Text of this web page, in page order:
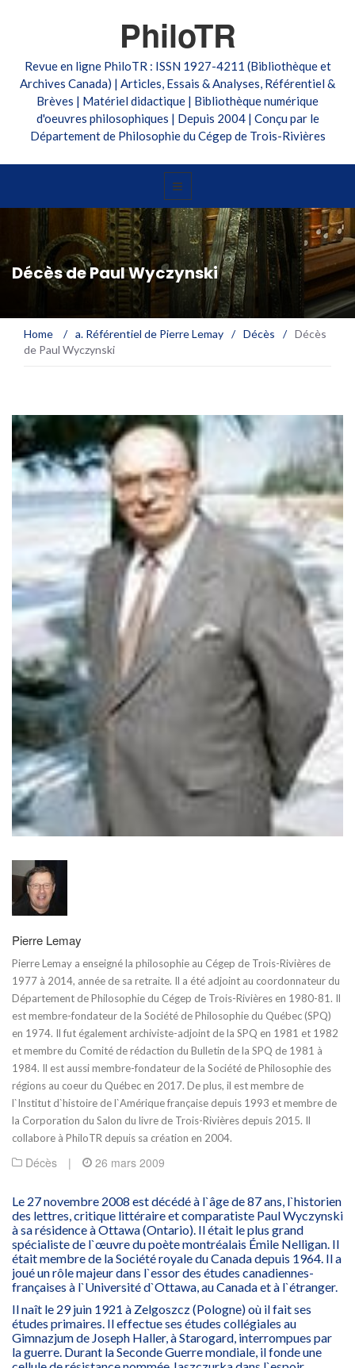
PhiloTR
Revue en ligne PhiloTR : ISSN 1927-4211 (Bibliothèque et
Archives Canada) | Articles, Essais & Analyses, Référentiel &
Brèves | Matériel didactique | Bibliothèque numérique
d'oeuvres philosophiques | Depuis 2004 | Conçu par le
Département de Philosophie du Cégep de Trois-Rivières
Décès de Paul Wyczynski
Home / a. Référentiel de Pierre Lemay / Décès / Décès
de Paul Wyczynski
Pierre Lemay
Pierre Lemay a enseigné la philosophie au Cégep de Trois-Rivières de
1977 à 2014, année de sa retraite. Il a été adjoint au coordonnateur du
Département de Philosophie du Cégep de Trois-Rivières en 1980-81. Il
est membre-fondateur de la Société de Philosophie du Québec (SPQ)
en 1974. Il fut également archiviste-adjoint de la SPQ en 1981 et 1982
et membre du Comité de rédaction du Bulletin de la SPQ de 1981 à
1984. Il est aussi membre-fondateur de la Société de Philosophie des
régions au coeur du Québec en 2017. De plus, il est membre de
l`Institut d`histoire de l`Amérique française depuis 1993 et membre de
la Corporation du Salon du livre de Trois-Rivières depuis 2015. Il
collabore à PhiloTR depuis sa création en 2004.
Décès | 26 mars 2009
Le 27 novembre 2008 est décédé à l`âge de 87 ans, l`historien
des lettres, critique littéraire et comparatiste Paul Wyczynski
à sa résidence à Ottawa (Ontario). Il était le plus grand
spécialiste de l`œuvre du poète montréalais Émile Nelligan. Il
était membre de la Société royale du Canada depuis 1964. Il a
joué un rôle majeur dans l`essor des études canadiennes-
françaises à l`Université d`Ottawa, au Canada et à l`étranger.
Il naît le 29 juin 1921 à Zelgoszcz (Pologne) où il fait ses
études primaires. Il effectue ses études collégiales au
Gimnazjum de Joseph Haller, à Starogard, interrompues par
la guerre. Durant la Seconde Guerre mondiale, il fonde une